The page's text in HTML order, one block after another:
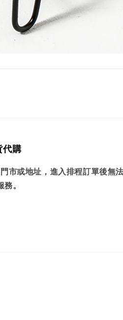
代購
市或地址，進入排程訂單後無
。